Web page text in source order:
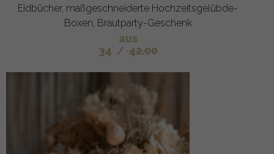
Eidbücher, maßgeschneiderte Hochzeitsgelübde-
Boxen, Brautparty-Geschenk
aus
34 / 42.00